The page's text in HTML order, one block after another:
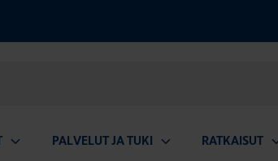
PALVELUT JA TUKI RATKAISUT